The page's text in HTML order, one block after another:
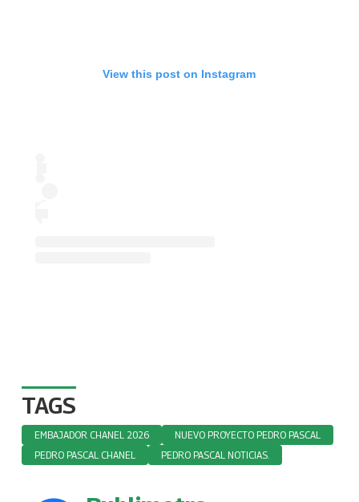
View this post on Instagram
TAGS
EMBAJADOR CHANEL 2026
NUEVO PROYECTO PEDRO PASCAL
PEDRO PASCAL CHANEL
PEDRO PASCAL NOTICIAS.